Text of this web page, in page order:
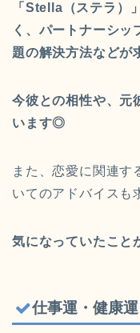
「Stella（ステラ）
く、パートナーシッ
題の解決方法などが
今彼との相性や、元
います◎
また、恋愛に関連す
いてのアドバイスも
気になっていたこと
仕事運・健康